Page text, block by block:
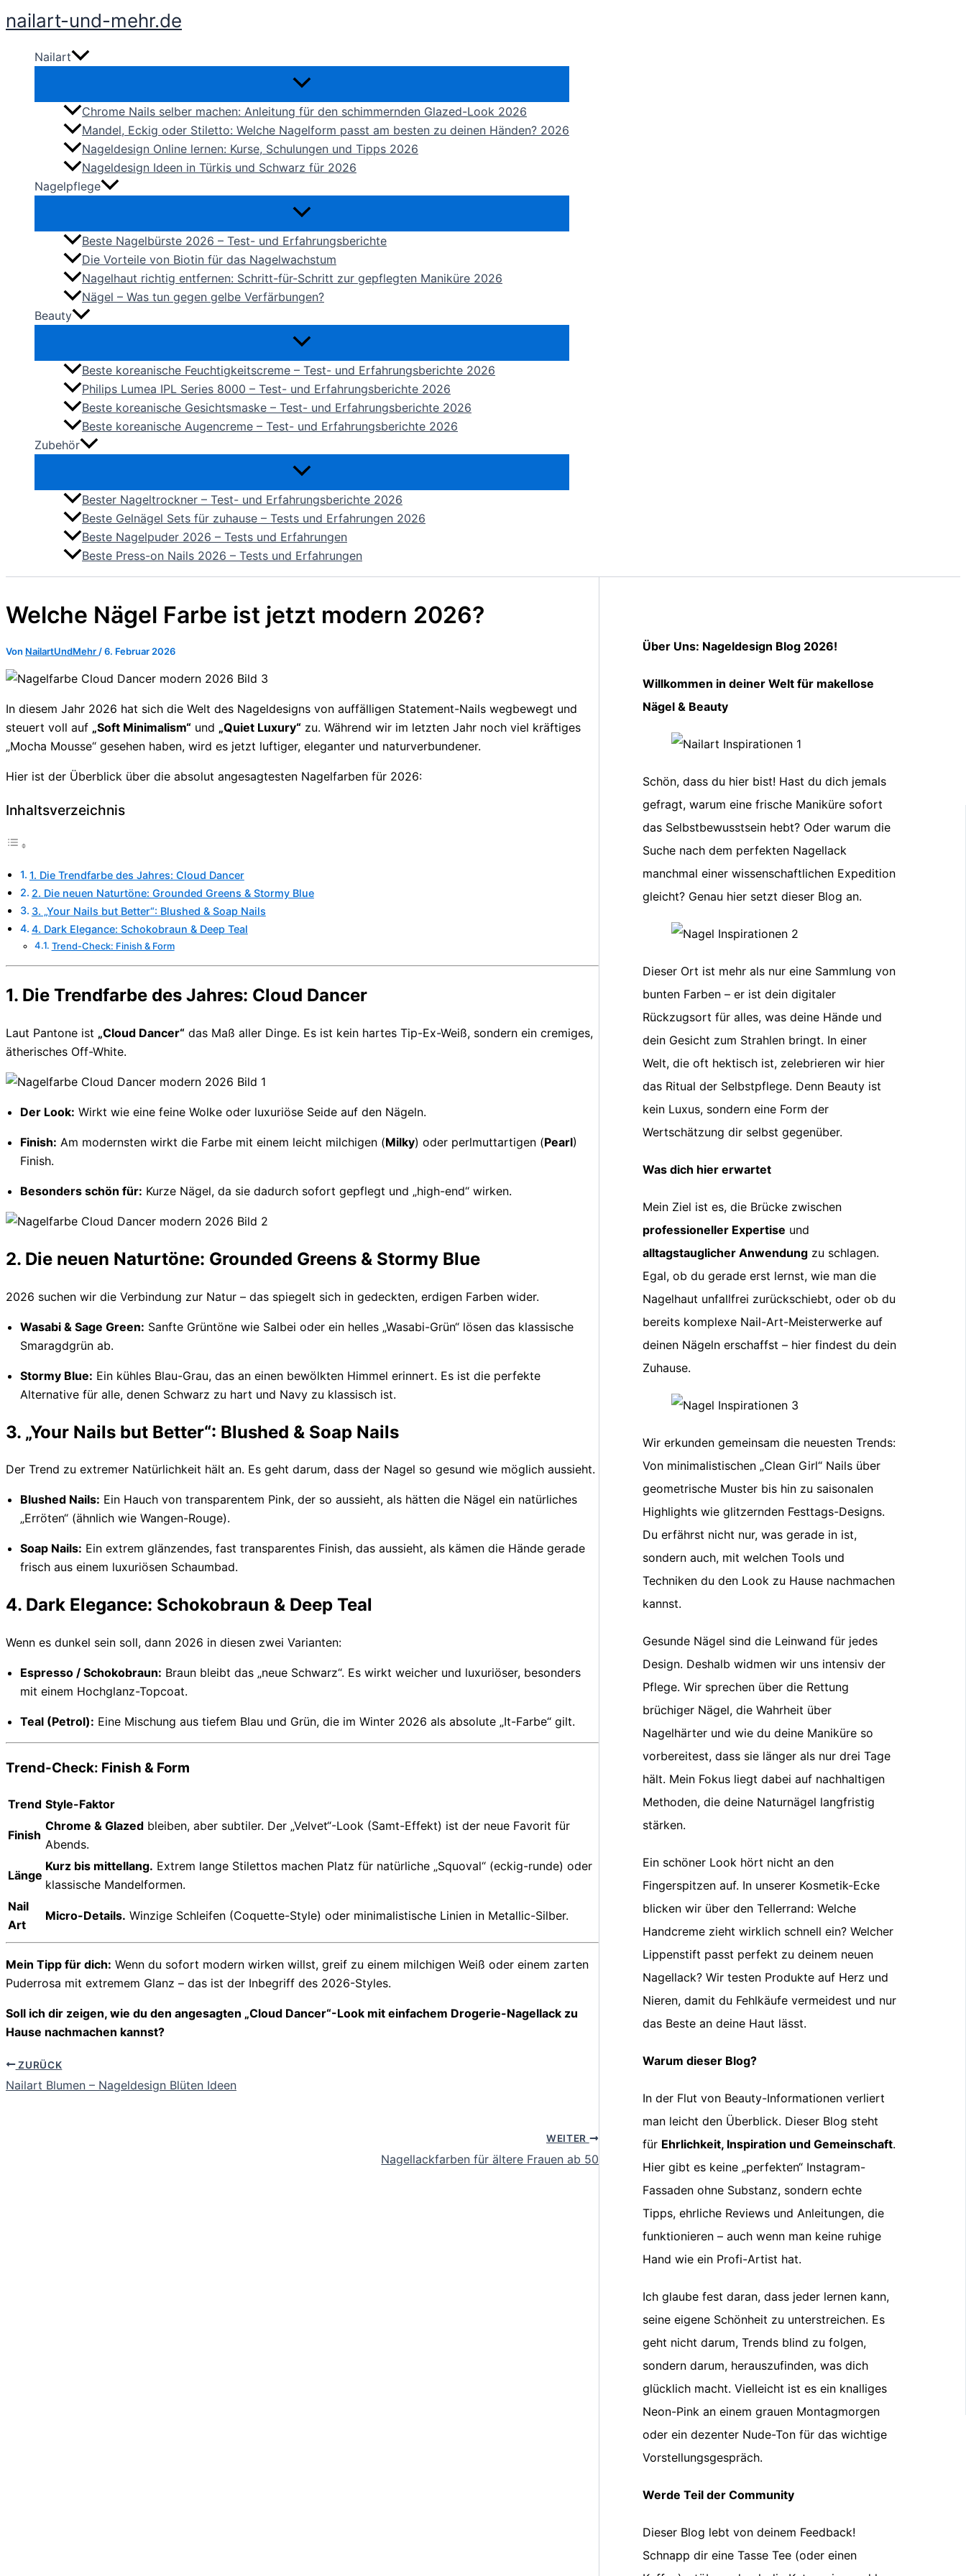
Zum
Inhalt
springen
nailart-und-mehr.de
Nailart
Chrome Nails selber machen: Anleitung für den schimmernden Glazed-Look 2026
Mandel, Eckig oder Stiletto: Welche Nagelform passt am besten zu deinen Händen? 2026
Nageldesign Online lernen: Kurse, Schulungen und Tipps 2026
Nageldesign Ideen in Türkis und Schwarz für 2026
Nagelpflege
Beste Nagelbürste 2026 – Test- und Erfahrungsberichte
Die Vorteile von Biotin für das Nagelwachstum
Nagelhaut richtig entfernen: Schritt-für-Schritt zur gepflegten Maniküre 2026
Nägel – Was tun gegen gelbe Verfärbungen?
Beauty
Beste koreanische Feuchtigkeitscreme – Test- und Erfahrungsberichte 2026
Philips Lumea IPL Series 8000 – Test- und Erfahrungsberichte 2026
Beste koreanische Gesichtsmaske – Test- und Erfahrungsberichte 2026
Beste koreanische Augencreme – Test- und Erfahrungsberichte 2026
Zubehör
Bester Nageltrockner – Test- und Erfahrungsberichte 2026
Beste Gelnägel Sets für zuhause – Tests und Erfahrungen 2026
Beste Nagelpuder 2026 – Tests und Erfahrungen
Beste Press-on Nails 2026 – Tests und Erfahrungen
Welche Nägel Farbe ist jetzt modern 2026?
Von NailartUndMehr /6. Februar 2026
In diesem Jahr 2026 hat sich die Welt des Nageldesigns von auffälligen Statement-Nails wegbewegt und
steuert voll auf „Soft Minimalism“ und „Quiet Luxury“ zu. Während wir im letzten Jahr noch viel kräftiges
„Mocha Mousse“ gesehen haben, wird es jetzt luftiger, eleganter und naturverbundener.
Hier ist der Überblick über die absolut angesagtesten Nagelfarben für 2026:
Inhaltsverzeichnis
1. Die Trendfarbe des Jahres: Cloud Dancer
2. Die neuen Naturtöne: Grounded Greens & Stormy Blue
3. „Your Nails but Better“: Blushed & Soap Nails
4. Dark Elegance: Schokobraun & Deep Teal
Trend-Check: Finish & Form
1. Die Trendfarbe des Jahres: Cloud Dancer
Laut Pantone ist „Cloud Dancer“ das Maß aller Dinge. Es ist kein hartes Tip-Ex-Weiß, sondern ein cremiges,
ätherisches Off-White.
Der Look: Wirkt wie eine feine Wolke oder luxuriöse Seide auf den Nägeln.
Finish: Am modernsten wirkt die Farbe mit einem leicht milchigen (Milky) oder perlmuttartigen (Pearl)
Finish.
Besonders schön für: Kurze Nägel, da sie dadurch sofort gepflegt und „high-end“ wirken.
2. Die neuen Naturtöne: Grounded Greens & Stormy Blue
2026 suchen wir die Verbindung zur Natur – das spiegelt sich in gedeckten, erdigen Farben wider.
Wasabi & Sage Green: Sanfte Grüntöne wie Salbei oder ein helles „Wasabi-Grün“ lösen das klassische
Smaragdgrün ab.
Stormy Blue: Ein kühles Blau-Grau, das an einen bewölkten Himmel erinnert. Es ist die perfekte
Alternative für alle, denen Schwarz zu hart und Navy zu klassisch ist.
3. „Your Nails but Better“: Blushed & Soap Nails
Der Trend zu extremer Natürlichkeit hält an. Es geht darum, dass der Nagel so gesund wie möglich aussieht.
Blushed Nails: Ein Hauch von transparentem Pink, der so aussieht, als hätten die Nägel ein natürliches
„Erröten“ (ähnlich wie Wangen-Rouge).
Soap Nails: Ein extrem glänzendes, fast transparentes Finish, das aussieht, als kämen die Hände gerade
frisch aus einem luxuriösen Schaumbad.
4. Dark Elegance: Schokobraun & Deep Teal
Wenn es dunkel sein soll, dann 2026 in diesen zwei Varianten:
Espresso / Schokobraun: Braun bleibt das „neue Schwarz“. Es wirkt weicher und luxuriöser, besonders
mit einem Hochglanz-Topcoat.
Teal (Petrol): Eine Mischung aus tiefem Blau und Grün, die im Winter 2026 als absolute „It-Farbe“ gilt.
Trend-Check: Finish & Form
Trend Style-Faktor
Finish
Chrome & Glazed bleiben, aber subtiler. Der „Velvet“-Look (Samt-Effekt) ist der neue Favorit für
Abends.
Länge
Kurz bis mittellang. Extrem lange Stilettos machen Platz für natürliche „Squoval“ (eckig-runde) oder
klassische Mandelformen.
Nail
Art
Micro-Details. Winzige Schleifen (Coquette-Style) oder minimalistische Linien in Metallic-Silber.
Mein Tipp für dich: Wenn du sofort modern wirken willst, greif zu einem milchigen Weiß oder einem zarten
Puderrosa mit extremem Glanz – das ist der Inbegriff des 2026-Styles.
Soll ich dir zeigen, wie du den angesagten „Cloud Dancer“-Look mit einfachem Drogerie-Nagellack zu
Hause nachmachen kannst?
ZURÜCK
Nailart Blumen – Nageldesign Blüten Ideen
WEITER
Nagellackfarben für ältere Frauen ab 50
Über Uns: Nageldesign Blog 2026!
Willkommen in deiner Welt für makellose
Nägel & Beauty
Schön, dass du hier bist! Hast du dich jemals
gefragt, warum eine frische Maniküre sofort
das Selbstbewusstsein hebt? Oder warum die
Suche nach dem perfekten Nagellack
manchmal einer wissenschaftlichen Expedition
gleicht? Genau hier setzt dieser Blog an.
Dieser Ort ist mehr als nur eine Sammlung von
bunten Farben – er ist dein digitaler
Rückzugsort für alles, was deine Hände und
dein Gesicht zum Strahlen bringt. In einer
Welt, die oft hektisch ist, zelebrieren wir hier
das Ritual der Selbstpflege. Denn Beauty ist
kein Luxus, sondern eine Form der
Wertschätzung dir selbst gegenüber.
Was dich hier erwartet
Mein Ziel ist es, die Brücke zwischen
professioneller Expertise und
alltagstauglicher Anwendung zu schlagen.
Egal, ob du gerade erst lernst, wie man die
Nagelhaut unfallfrei zurückschiebt, oder ob du
bereits komplexe Nail-Art-Meisterwerke auf
deinen Nägeln erschaffst – hier findest du dein
Zuhause.
Wir erkunden gemeinsam die neuesten Trends:
Von minimalistischen „Clean Girl“ Nails über
geometrische Muster bis hin zu saisonalen
Highlights wie glitzernden Festtags-Designs.
Du erfährst nicht nur, was gerade in ist,
sondern auch, mit welchen Tools und
Techniken du den Look zu Hause nachmachen
kannst.
Gesunde Nägel sind die Leinwand für jedes
Design. Deshalb widmen wir uns intensiv der
Pflege. Wir sprechen über die Rettung
brüchiger Nägel, die Wahrheit über
Nagelhärter und wie du deine Maniküre so
vorbereitest, dass sie länger als nur drei Tage
hält. Mein Fokus liegt dabei auf nachhaltigen
Methoden, die deine Naturnägel langfristig
stärken.
Ein schöner Look hört nicht an den
Fingerspitzen auf. In unserer Kosmetik-Ecke
blicken wir über den Tellerrand: Welche
Handcreme zieht wirklich schnell ein? Welcher
Lippenstift passt perfekt zu deinem neuen
Nagellack? Wir testen Produkte auf Herz und
Nieren, damit du Fehlkäufe vermeidest und nur
das Beste an deine Haut lässt.
Warum dieser Blog?
In der Flut von Beauty-Informationen verliert
man leicht den Überblick. Dieser Blog steht
für Ehrlichkeit, Inspiration und Gemeinschaft.
Hier gibt es keine „perfekten“ Instagram-
Fassaden ohne Substanz, sondern echte
Tipps, ehrliche Reviews und Anleitungen, die
funktionieren – auch wenn man keine ruhige
Hand wie ein Profi-Artist hat.
Ich glaube fest daran, dass jeder lernen kann,
seine eigene Schönheit zu unterstreichen. Es
geht nicht darum, Trends blind zu folgen,
sondern darum, herauszufinden, was dich
glücklich macht. Vielleicht ist es ein knalliges
Neon-Pink an einem grauen Montagmorgen
oder ein dezenter Nude-Ton für das wichtige
Vorstellungsgespräch.
Werde Teil der Community
Dieser Blog lebt von deinem Feedback!
Schnapp dir eine Tasse Tee (oder einen